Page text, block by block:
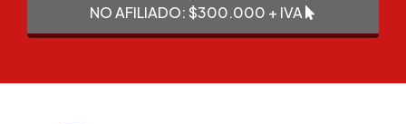
NO AFILIADO: $300.000 + IVA